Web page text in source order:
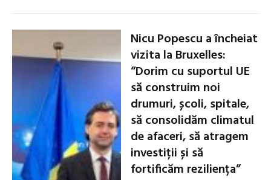
Nicu Popescu a încheiat
vizita la Bruxelles:
“Dorim cu suportul UE
să construim noi
drumuri, școli, spitale,
să consolidăm climatul
de afaceri, să atragem
investiții și să
fortificăm reziliența”